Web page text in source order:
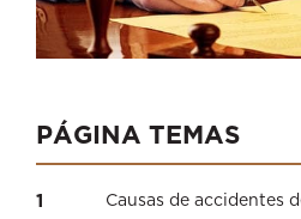
PÁGINA TEMAS
1 Causas de accidentes